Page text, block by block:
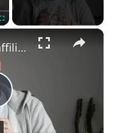
×
Sådan gør du affiliate marketing